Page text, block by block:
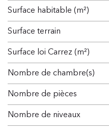
Surface habitable (m²)
surface terrain
Surface loi Carrez (m²)
Nombre de chambre(s)
Nombre de pièces
Nombre de niveaux